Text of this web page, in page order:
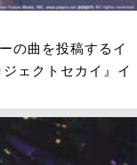
の曲を投稿するイ
ェクトセカイ』イ